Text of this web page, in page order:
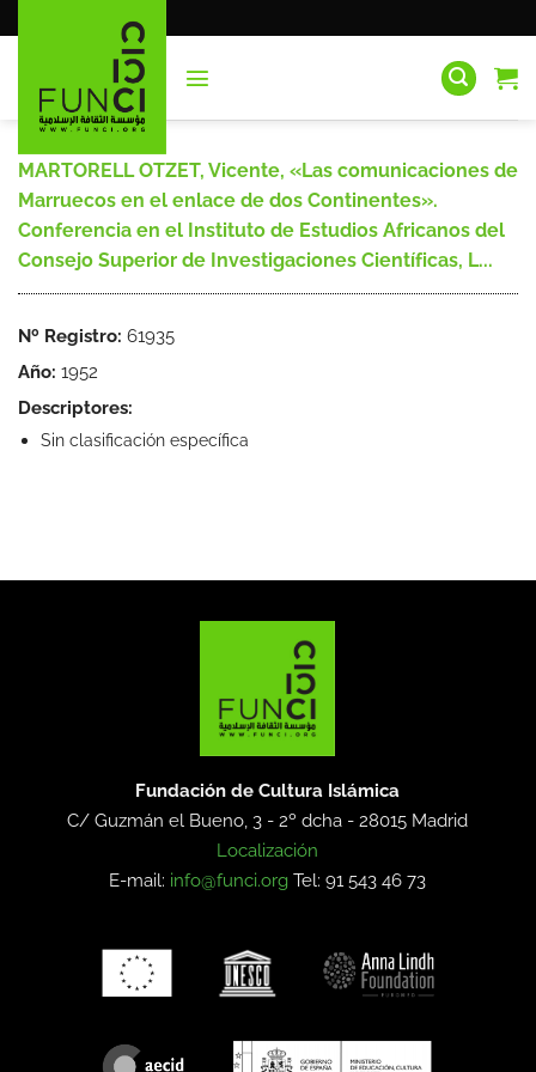
al
MARTORELL OTZET, Vicente, «Las comunicaciones de
Marruecos en el enlace de dos Continentes».
Conferencia en el Instituto de Estudios Africanos del
Consejo Superior de Investigaciones Científicas, L...
Nº Registro: 61935
Año: 1952
Descriptores:
Sin clasificación específica
Fundación de Cultura Islámica
C/ Guzmán el Bueno, 3 - 2º dcha -28015 Madrid
Localización
E-mail: info@funci.org Tel: 91 543 46 73